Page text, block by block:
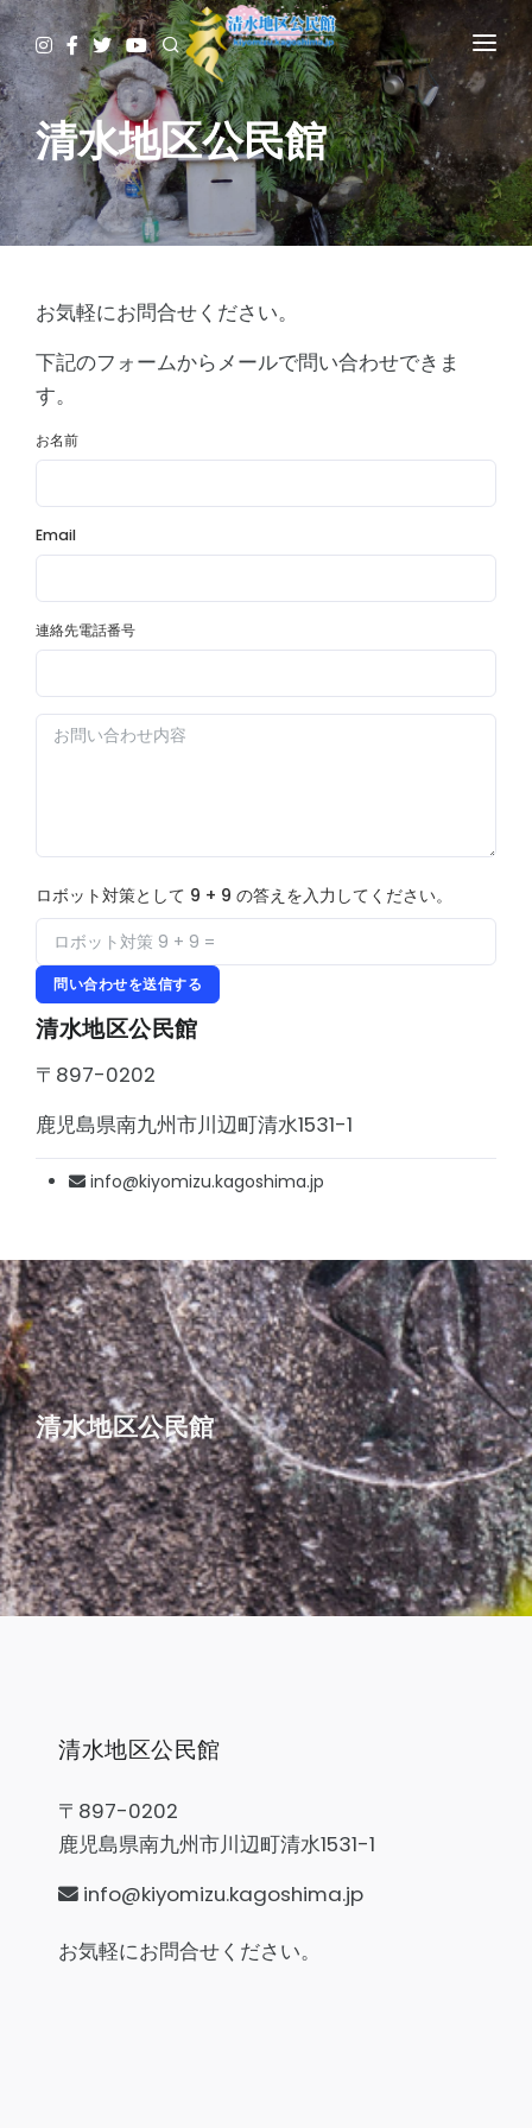
HOME
史跡等音声案内
史跡・名所
清水写真館
清水のむかし話
空き家情報
お問い合せ
​清水地区公民館
お気軽にお問合せください。
下記のフォームからメールで問い合わせできま
す。
お名前
Email
連絡先電話番号
ロボット対策として 9 + 9 の答えを入力してください。
問い合わせを送信する
清水地区公民館
〒897-0202
鹿児島県南九州市川辺町清水1531-1
info@kiyomizu.kagoshima.jp
清水地区公民館
清水地区公民館
〒897-0202
鹿児島県南九州市川辺町清水1531-1
info@kiyomizu.kagoshima.jp
お気軽にお問合せください。